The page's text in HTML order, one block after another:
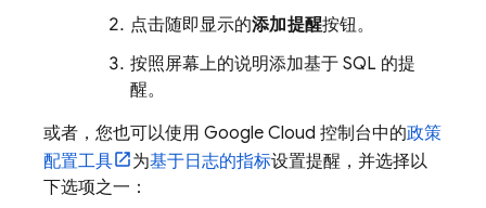
点击随即显示的添加提醒按钮。
按照屏幕上的说明添加基于 SQL 的提
醒。
或者，您也可以使用 Google Cloud 控制台中的政策
配置工具
为基于日志的指标设置提醒，并选择以
下选项之一：